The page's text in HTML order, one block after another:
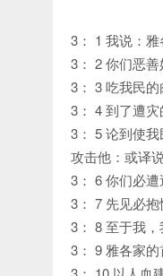
3： 1 我说：
3： 2 你们恶
3： 3 吃我民
3： 4 到了遭
3： 5 论到使
攻击他：或译
3： 6 你们必
3： 7 先见必
3： 8 至于我
3： 9 雅各家